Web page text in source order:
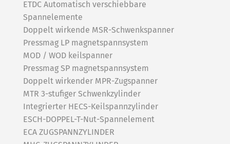
ETDC Automatisch verschiebbare
Spannelemente
Doppelt wirkende MSR-Schwenkspanner
Pressmag LP magnetspannsystem
MOD / WOD keilspanner
Pressmag SP magnetspannsystem
Doppelt wirkender MPR-Zugspanner
MTR 3-stufiger Schwenkzylinder
Integrierter HECS-Keilspannzylinder
ESCH-DOPPEL-T-Nut-Spannelement
ECA ZUGSPANNZYLINDER